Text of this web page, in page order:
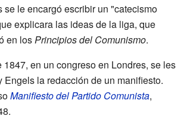
se le encargó escribir un "catecismo
explicara las ideas de la liga, que
en losPrincipios del Comunismo.
1847, en un congreso en Londres, se les
Engels la redacción de un manifiesto.
Manifiesto del Partido Comunista,